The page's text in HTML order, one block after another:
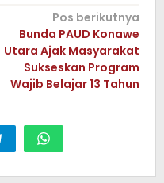
Pos berikutnya
Bunda PAUD Konawe
Utara Ajak Masyarakat
Sukseskan Program
Wajib Belajar 13 Tahun